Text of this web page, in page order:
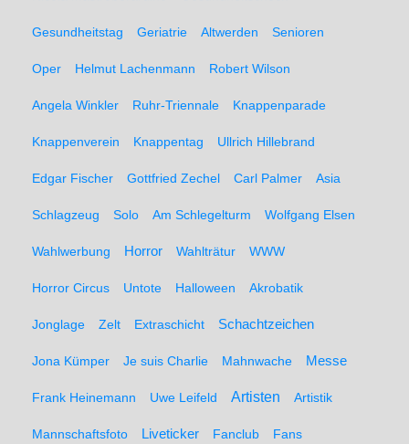
Gesundheitstag Geriatrie Altwerden Senioren
Oper Helmut Lachenmann Robert Wilson
Angela Winkler Ruhr-Triennale Knappenparade
Knappenverein Knappentag Ullrich Hillebrand
Edgar Fischer Gottfried Zechel Carl Palmer Asia
Schlagzeug Solo Am Schlegelturm Wolfgang Elsen
Wahlwerbung Horror Wahlträtur WWW
Horror Circus Untote Halloween Akrobatik
Jonglage Zelt Extraschicht Schachtzeichen
Jona Kümper Je suis Charlie Mahnwache Messe
Frank Heinemann Uwe Leifeld Artisten Artistik
Mannschaftsfoto Liveticker Fanclub Fans